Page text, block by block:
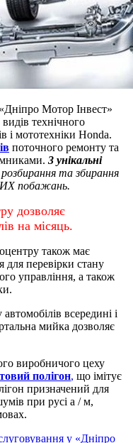
Мотор Інвест»
технічного
і мототехніки Honda.
поточного ремонту та
3 унікальні
розбирання та збирання
побажань.
дозволяє
на місяць.
також має
для перевірки стану
управління, а також
всередині і
мийка дозволяє
виробничого цеху
полігон, що імітує
призначений для
при русі а / м,
у «Дніпро